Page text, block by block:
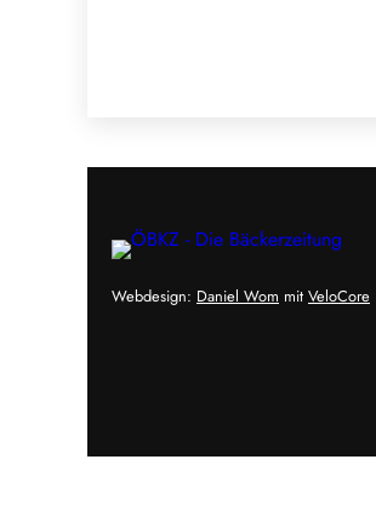
Webdesign: Daniel Wom mit VeloCore